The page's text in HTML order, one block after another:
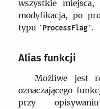
wszystkie
modyfikacja, po
typu
ProcessFlag .
Alias funkcji
Możliwe jest
oznaczającego
przy